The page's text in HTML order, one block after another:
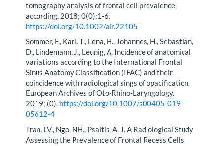
tomography analysis of frontal cell prevalence
according. 2018; 0(0):1-6.
https://doi.org/10.1002/alr.22105
Sommer, F., Karl, T., Lena, H., Johannes, H., Sebastian,
D., Lindemann, J., Leunig, A. Incidence of anatomical
variations according to the International Frontal
Sinus Anatomy Classification (IFAC) and their
coincidence with radiological sings of opacification.
European Archives of Oto-Rhino-Laryngology.
2019; (0). https://doi.org/10.1007/s00405-019-
05612-4
Tran, LV., Ngo, NH., Psaltis, A. J. A Radiological Study
Assessing the Prevalence of Frontal Recess Cells